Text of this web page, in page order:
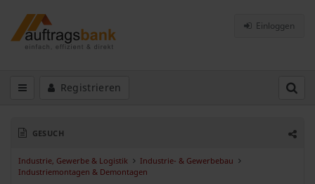
Einloggen
Registrieren
GESUCH
Industrie, Gewerbe & Logistik
Industrie- & Gewerbebau
Industriemontagen & Demontagen